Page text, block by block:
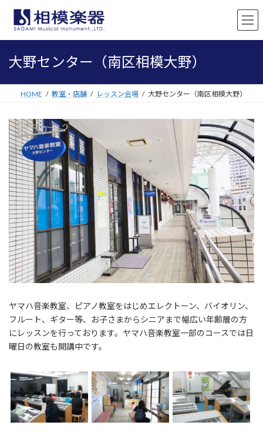
ン
ー
大野センター（南区相模大野）
HOME 教室・店舗 レッスン会場 大野センター（南区相模大野）
ヤマハ音楽教室、ピアノ教室をはじめエレクトーン、バイオリン、
フルート、ギター等、お子さまからシニアまで幅広い年齢層の方
にレッスンを行っております。ヤマハ音楽教室一部のコースでは日
曜日の教室も開講中です。